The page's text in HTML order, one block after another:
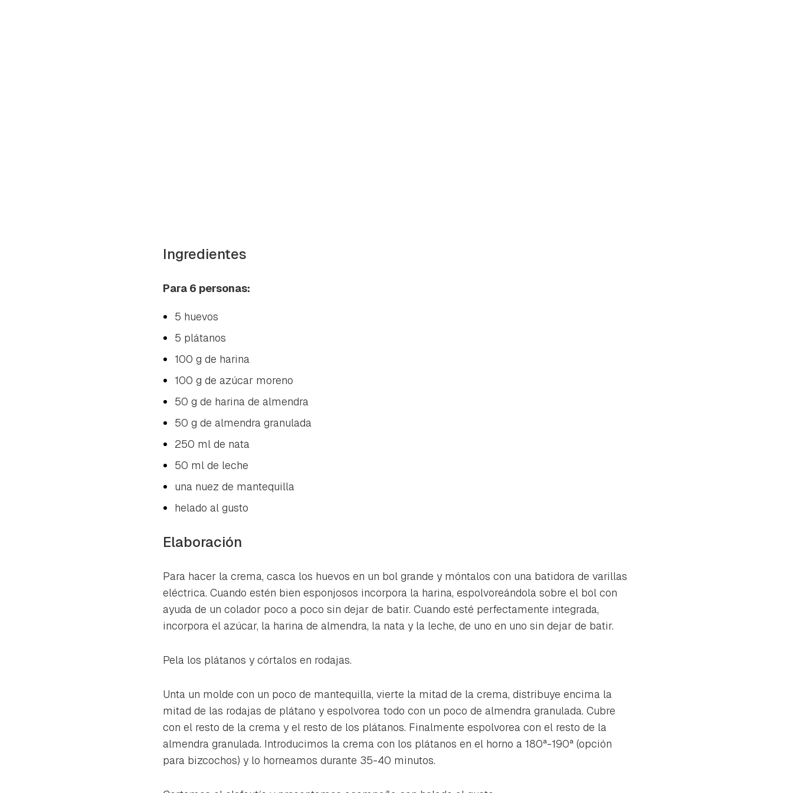
Ingredientes
Para 6 personas:
5 huevos
5 plátanos
100 g de harina
100 g de azúcar moreno
50 g de harina de almendra
50 g de almendra granulada
250 ml de nata
50 ml de leche
una nuez de mantequilla
helado al gusto
Elaboración
Para hacer la crema, casca los huevos en un bol grande y móntalos con una batidora de varillas
eléctrica. Cuando estén bien esponjosos incorpora la harina, espolvoreándola sobre el bol con
ayuda de un colador poco a poco sin dejar de batir. Cuando esté perfectamente integrada,
incorpora el azúcar, la harina de almendra, la nata y la leche, de uno en uno sin dejar de batir.
Pela los plátanos y córtalos en rodajas.
Unta un molde con un poco de mantequilla, vierte la mitad de la crema, distribuye encima la
mitad de las rodajas de plátano y espolvorea todo con un poco de almendra granulada. Cubre
con el resto de la crema y el resto de los plátanos. Finalmente espolvorea con el resto de la
almendra granulada. Introducimos la crema con los plátanos en el horno a 180ª-190ª (opción
para bizcochos) y lo horneamos durante 35-40 minutos.